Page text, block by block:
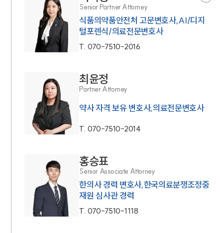
Senior Partner Attorney
식품의약품안전처 고문변호사,AI/디지
털포렌식/의료전문변호사
T. 070-7510-2016
최윤정
Partner Attorney
약사 자격 보유 변호사,의료전문변호사
T. 070-7510-2014
홍승표
Senior Associate Attorney
한의사 경력 변호사,한국의료분쟁조정중
재원 심사관 경력
T. 070-7510-1118